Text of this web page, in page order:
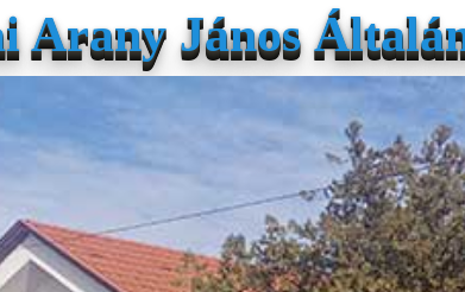
Arany János